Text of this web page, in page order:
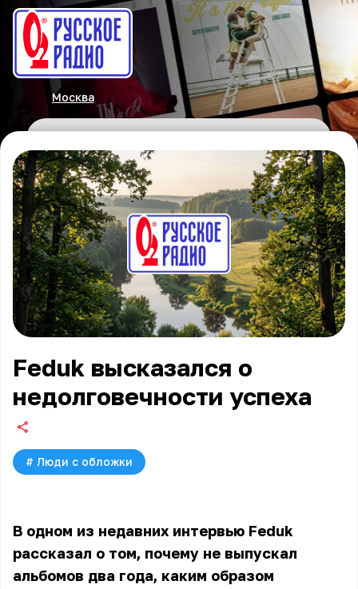
Москва
Feduk высказался о
недолговечности успеха
# Люди с обложки
В одном из недавних интервью Feduk
рассказал о том, почему не выпускал
альбомов два года, каким образом